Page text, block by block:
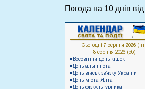
Погода на 10 днів від